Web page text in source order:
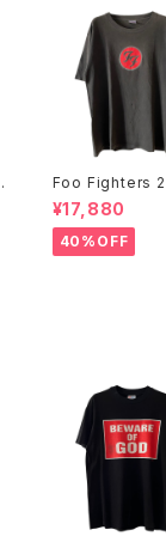
Foo Fighters
FF Logo Band
¥17,880
40%OFF